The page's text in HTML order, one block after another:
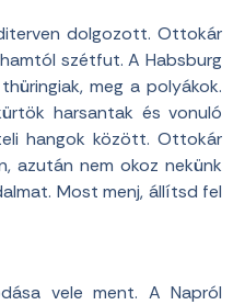
dolgozott. Ottokár
szétfut. A Habsburg
meg a polyákok.
harsantak és vonuló
hangok között. Ottokár
azután nem okoz nekünk
Most menj, állítsd fel
vele ment. A Napról